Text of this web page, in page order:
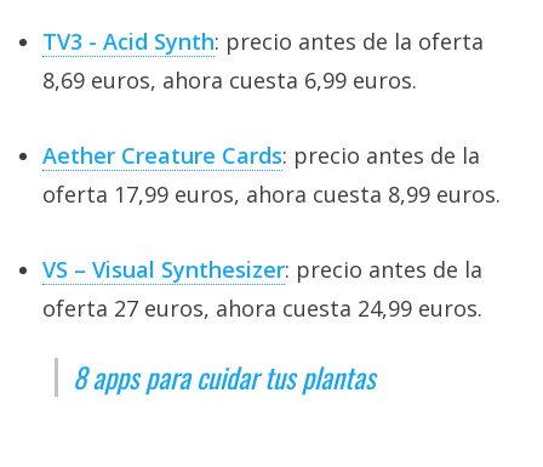
TV3 - Acid Synth: precio antes de la oferta
8,69 euros, ahora cuesta 6,99 euros.
Aether Creature Cards: precio antes de la
oferta 17,99 euros, ahora cuesta 8,99 euros.
VS – Visual Synthesizer: precio antes de la
oferta 27 euros, ahora cuesta 24,99 euros.
8 apps para cuidar tus plantas